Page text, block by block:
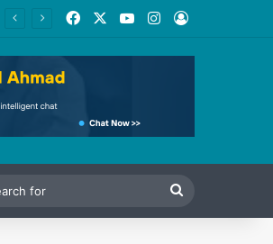
FacebookYouTubeInstagram
Log In
Article
for